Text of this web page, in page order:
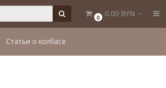
0 0.00 BYN
Статьи о колбасе